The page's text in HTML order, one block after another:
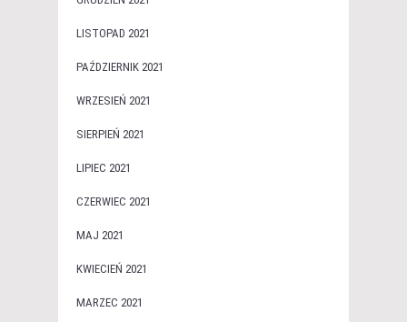
LISTOPAD 2021
PAŹDZIERNIK 2021
WRZESIEŃ 2021
SIERPIEŃ 2021
LIPIEC 2021
CZERWIEC 2021
MAJ 2021
KWIECIEŃ 2021
MARZEC 2021